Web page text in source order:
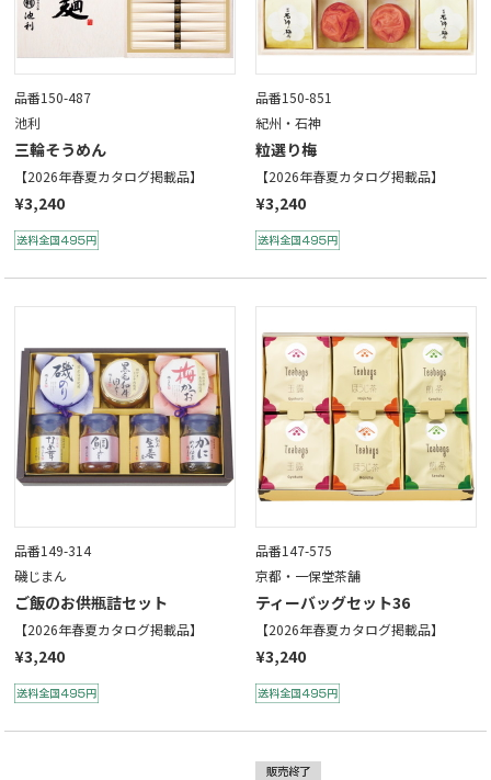
品番150-487
池利
三輪そうめん
【2026年春夏カタログ掲載品】
¥3,240
品番150-851
紀州・石神
粒選り梅
【2026年春夏カタログ掲載品】
¥3,240
品番149-314
磯じまん
ご飯のお供瓶詰セット
【2026年春夏カタログ掲載品】
¥3,240
品番147-575
京都・一保堂茶舗
ティーバッグセット36
【2026年春夏カタログ掲載品】
¥3,240